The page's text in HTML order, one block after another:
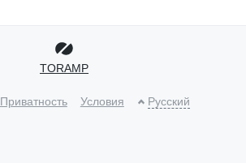
TORAMP
Приватность Условия Русский